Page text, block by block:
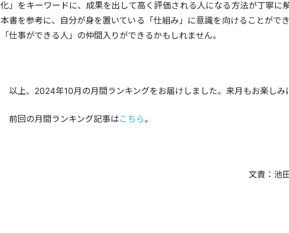
化」をキーワードに、成果を出して高く評価される人になる方法が丁寧に
本書を参考に、自分が身を置いている「仕組み」に意識を向けることがで
「仕事ができる人」の仲間入りができるかもしれません。
以上、2024年10月の月間ランキングをお届けしました。来月もお楽しみ
前回の月間ランキング記事はこちら。
文責： 池